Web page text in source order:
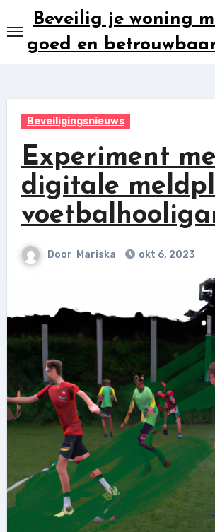
naar
inhoud
Beveilig je woning
goed en
Beveiligingsnieuws
Experiment
digitale
Door Mariska okt 6, 2023